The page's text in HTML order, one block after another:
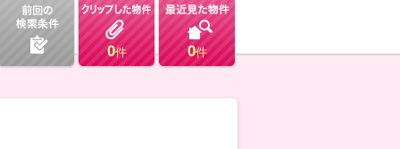
0件 0件